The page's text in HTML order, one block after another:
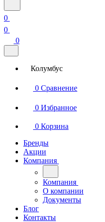
0
0
0
Колумбус
0 Сравнение
0 Избранное
0 Корзина
Бренды
Акции
Компания
Компания
О компании
Документы
Блог
Контакты